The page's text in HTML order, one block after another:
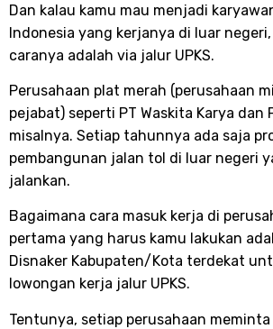
Dan kalau kamu mau menjadi
Indonesia yang kerjanya di luar
caranya adalah via jalur UPKS.
Perusahaan plat merah (perusahaan
pejabat) seperti PT Waskita Karya dan
misalnya. Setiap tahunnya ada saja
pembangunan jalan tol di luar negeri
jalankan.
Bagaimana cara masuk kerja di
pertama yang harus kamu lakukan
Disnaker Kabupaten/Kota terdekat
lowongan kerja jalur UPKS.
Tentunya, setiap perusahaan